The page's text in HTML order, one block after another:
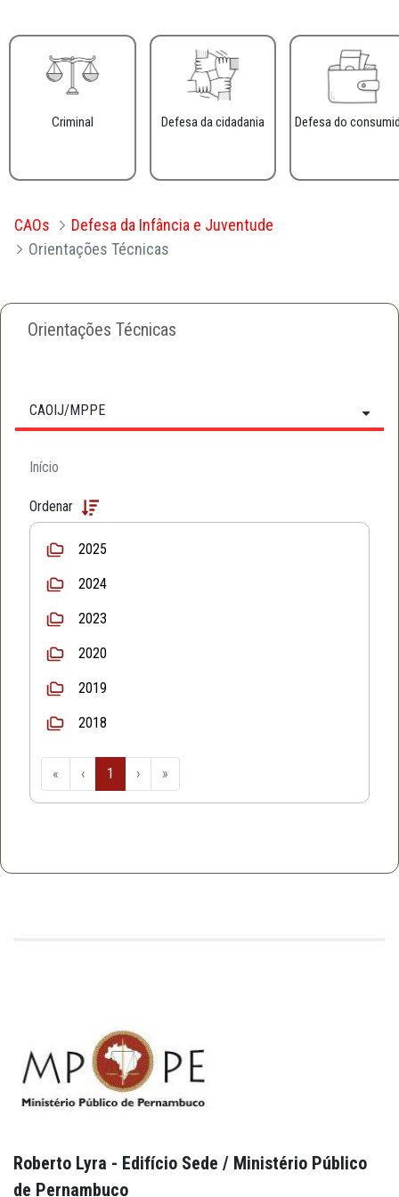
Criminal Defesa da cidadania Defesa do
CAOs
Defesa da Infância e Juventude
Orientações Técnicas
Orientações Técnicas
CAOIJ/MPPE
Início
Ordenar
2025
2024
2023
2020
2019
2018
« ‹ 1 › »
Roberto Lyra - Edifício Sede / Ministério Público
de Pernambuco